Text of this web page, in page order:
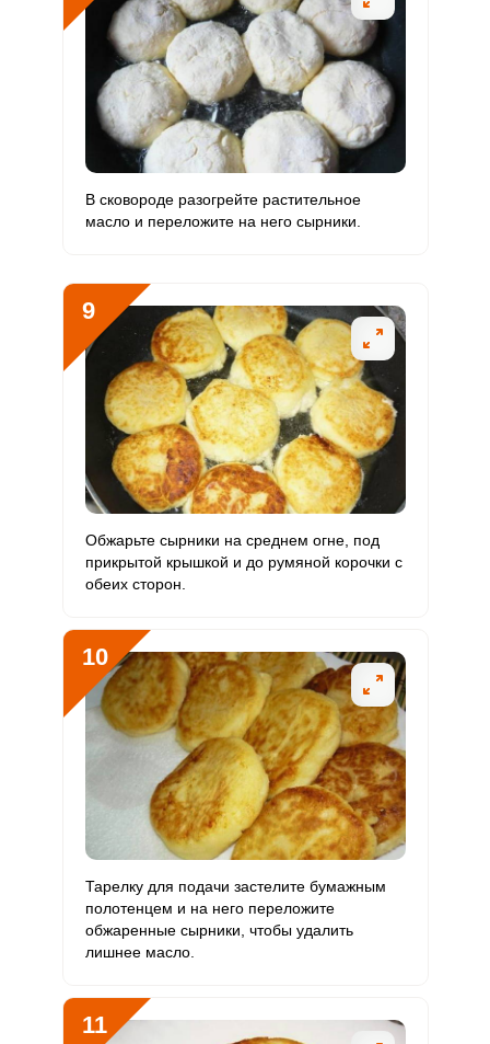
В сковороде разогрейте растительное
масло и переложите на него сырники.
9
Обжарьте сырники на среднем огне, под
прикрытой крышкой и до румяной корочки с
обеих сторон.
10
Тарелку для подачи застелите бумажным
полотенцем и на него переложите
обжаренные сырники, чтобы удалить
лишнее масло.
11